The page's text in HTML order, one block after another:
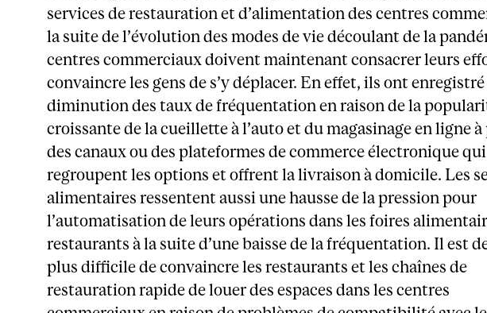
services de restauration et d’alimentation des centres
la suite de l’évolution des modes de vie découlant de la
centres commerciaux doivent maintenant consacrer leurs
convaincre les gens de s’y déplacer. En effet, ils ont
diminution des taux de fréquentation en raison de la
croissante de la cueillette à l’auto et du magasinage en ligne
des canaux ou des plateformes de commerce électronique qui
regroupent les options et offrent la livraison à domicile. Les
alimentaires ressentent aussi une hausse de la pression pour
l’automatisation de leurs opérations dans les foires
restaurants à la suite d’une baisse de la fréquentation. Il est
plus difficile de convaincre les restaurants et les chaînes de
restauration rapide de louer des espaces dans les centres